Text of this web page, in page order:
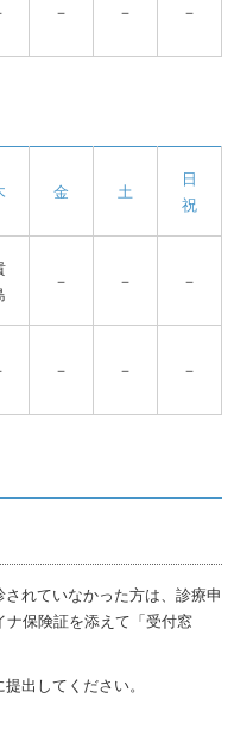
－ － －
金 土
日
祝
－ － －
－ － －
れていなかった方は、診療申
ナ保険証を添えて「受付窓
出してください。